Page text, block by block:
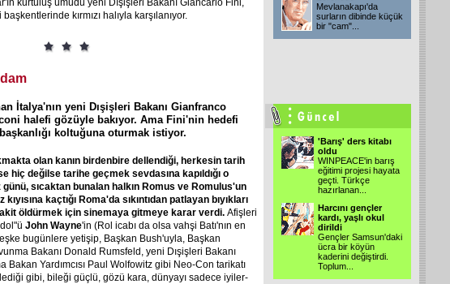
kurtuluş umudu yeni Dışişleri Bakanı Giancarlo Fini,
kırmızı halıyla karşılanıyor.
İtalya'nın yeni Dışişleri Bakanı Gianfranco
halefi gözüyle bakıyor. Ama Fini'nin hedefi
koltuğuna oturmak istiyor.
olan kanın birdenbire dellendiği, herkesin tarih
hiç değilse tarihe geçmek sevdasına kapıldığı o
günü, sıcaktan bunalan halkın Romus ve Romulus'un
kaçtığı Roma'da sıkıntıdan patlayan bıyıkları
öldürmek için sinemaya gitmeye karar verdi. Afişleri
John Wayne'in (Rol icabı da olsa vahşi Batı'nın en
bugünlere yetişip, Başkan Bush'uyla, Başkan
Bakanı Donald Rumsfeld, yeni Dışişleri Bakanı
Yardımcısı Paul Wolfowitz gibi Neo-Con tarikatı
gibi, bileği güçlü, gözü kara, dünyayı sadece iyiler-
Mevlanakapı'da
surların dibinde küçük
bir "cam"
'Barış' ders kitabı
oldu
WINPEACE'in barış
eğitimi projesi hayata
geçti. Türkçe
hazırlanan
Harcını gençler
kardı, yaşlı okul
dirildi
Gençler Samsun'daki
ücra bir köyün
kaderini değiştirdi.
Toplum